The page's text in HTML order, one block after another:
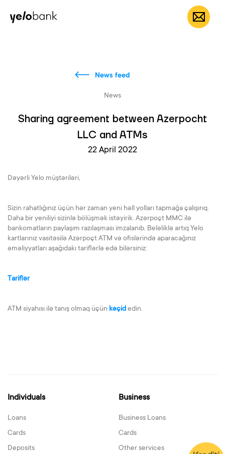
Individuals EN
News feed
News
Sharing agreement between Azerpocht
LLC and ATMs
22 April 2022
Dəyərli Yelo müştəriləri,
Sizin rahatlığınız üçün hər zaman yeni həll yolları tapmağa çalışırıq.
Daha bir yeniliyi sizinlə bölüşmək istəyirik. Azərpoçt MMC ilə
bankomatların paylaşım razılaşması imzalanıb. Beləliklə artıq Yelo
kartlarınız vasitəsilə Azərpoçt ATM və ofislərində aparacağınız
əməliyyatları aşağıdakı tariflərlə edə bilərsiniz:
Tariflər
ATM siyahısı ilə tanış olmaq üçün keçidedin.
Individuals
Loans
Cards
Deposits
Business
Business Loans
Cards
Other services